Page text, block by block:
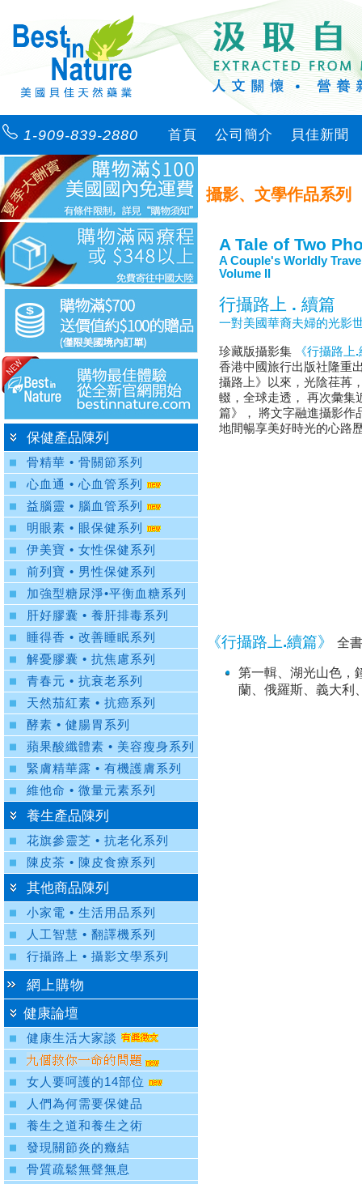
1-909-839-2880 首頁 公司簡介 貝佳新聞
攝影、文學作品系列
A Tale of Two
A Couple's Worldly
Volume II
行攝路上 . 續篇
一對美國華裔夫婦的光影
珍藏版攝影集
《行攝路
香港中國旅行出版社隆重
攝路上》以來，光陰荏苒
輟，全球走透， 再次彙集
篇》， 將文字融進攝影作
地間暢享美好時光的心路
《行攝路上.續篇》 全
第一輯、湖光山色，
蘭、俄羅斯、義大利
保健產品陳列
骨精華 • 骨關節系列
心血通 • 心血管系列
益腦靈 • 腦血管系列
明眼素 • 眼保健系列
伊美寶 • 女性保健系列
前列寶 • 男性保健系列
加強型糖尿淨•平衡血糖系列
肝好膠囊 • 養肝排毒系列
睡得香 • 改善睡眠系列
解憂膠囊 • 抗焦慮系列
青春元 • 抗衰老系列
天然茄紅素 • 抗癌系列
酵素 • 健腸胃系列
蘋果酸纖體素 • 美容瘦身系列
緊膚精華露 • 有機護膚系列
維他命 • 微量元素系列
養生產品陳列
花旗參靈芝 • 抗老化系列
陳皮茶 • 陳皮食療系列
其他商品陳列
小家電 • 生活用品系列
人工智慧 • 翻譯機系列
行攝路上 • 攝影文學系列
網上購物
健康論壇
健康生活大家談
女人要呵護的14部位
人們為何需要保健品
養生之道和養生之術
發現關節炎的癥結
骨質疏鬆無聲無息